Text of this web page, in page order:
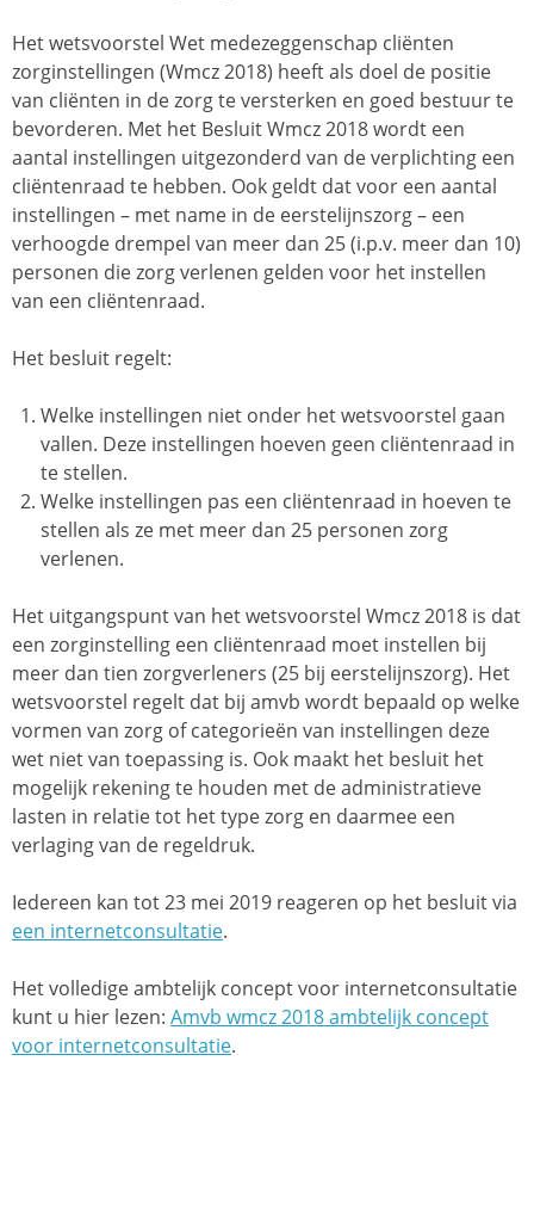
Het wetsvoorstel Wet medezeggenschap cliënten
zorginstellingen (Wmcz 2018) heeft als doel de positie
van cliënten in de zorg te versterken en goed bestuur te
bevorderen. Met het Besluit Wmcz 2018 wordt een
aantal instellingen uitgezonderd van de verplichting een
cliëntenraad te hebben. Ook geldt dat voor een aantal
instellingen – met name in de eerstelijnszorg – een
verhoogde drempel van meer dan 25 (i.p.v. meer dan 10)
personen die zorg verlenen gelden voor het instellen
van een cliëntenraad.
Het besluit regelt:
Welke instellingen niet onder het wetsvoorstel gaan
vallen. Deze instellingen hoeven geen cliëntenraad in
te stellen.
Welke instellingen pas een cliëntenraad in hoeven te
stellen als ze met meer dan 25 personen zorg
verlenen.
Het uitgangspunt van het wetsvoorstel Wmcz 2018 is dat
een zorginstelling een cliëntenraad moet instellen bij
meer dan tien zorgverleners (25 bij eerstelijnszorg). Het
wetsvoorstel regelt dat bij amvb wordt bepaald op welke
vormen van zorg of categorieën van instellingen deze
wet niet van toepassing is. Ook maakt het besluit het
mogelijk rekening te houden met de administratieve
lasten in relatie tot het type zorg en daarmee een
verlaging van de regeldruk.
Iedereen kan tot 23 mei 2019 reageren op het besluit via
een internetconsultatie.
Het volledige ambtelijk concept voor internetconsultatie
kunt u hier lezen: Amvb wmcz 2018 ambtelijk concept
voor internetconsultatie.